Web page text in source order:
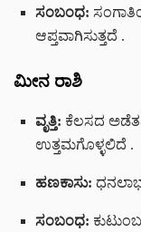
ಸಂಬಂಧ:
ಆಪ್ತವಾಗಿಸುತ್ತದೆ .
ಮೀನ ರಾಶಿ
ವೃತ್ತಿ: ಕೆಲಸದ
ಉತ್ತಮಗೊಳ್ಳಲಿದೆ .
ಹಣಕಾಸು:
ಸಂಬಂಧ: